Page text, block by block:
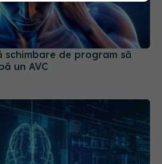
schimbare de program să
un AVC